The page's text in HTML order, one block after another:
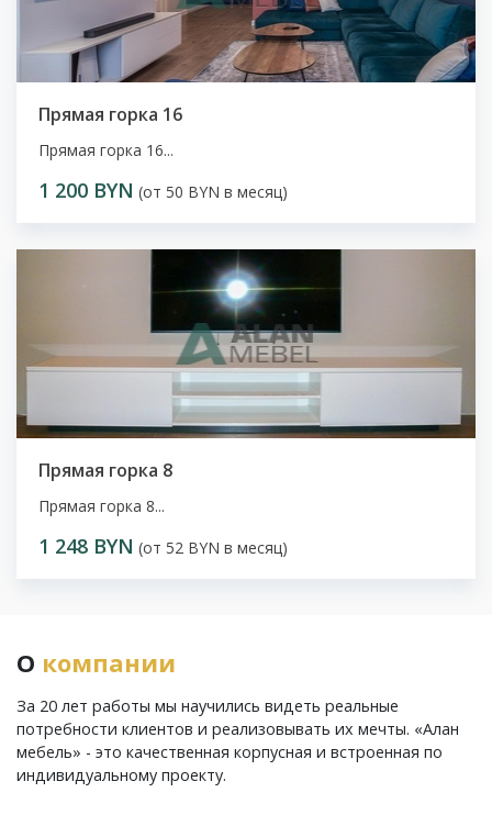
Прямая горка 16
Прямая горка 16...
1 200 BYN (от 50 BYN в месяц)
Прямая горка 8
Прямая горка 8...
1 248 BYN (от 52 BYN в месяц)
О компании
За 20 лет работы мы научились видеть реальные
потребности клиентов и реализовывать их мечты. «Алан
мебель» - это качественная корпусная и встроенная по
индивидуальному проекту.